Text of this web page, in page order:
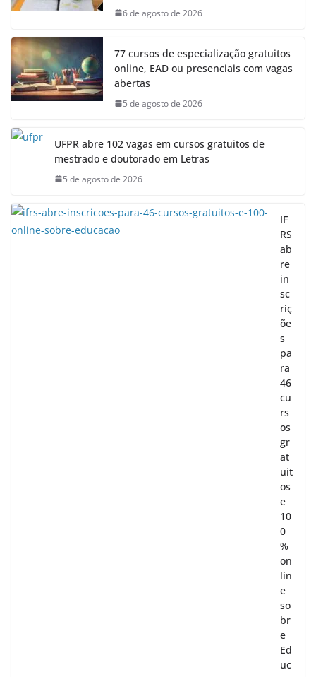
6 de agosto de 2026
77 cursos de especialização gratuitos
online, EAD ou presenciais com vagas
abertas
5 de agosto de 2026
UFPR abre 102 vagas em cursos gratuitos de
mestrado e doutorado em Letras
5 de agosto de 2026
IF
RS
ab
re
in
sc
riç
õe
s
pa
ra
46
cu
rs
os
gr
at
uit
os
e
10
0
%
on
lin
e
so
br
e
Ed
uc